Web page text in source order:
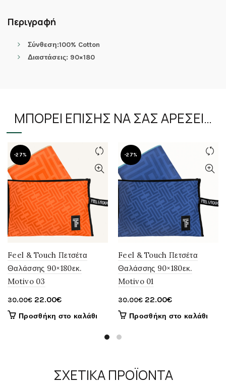
Περιγραφή
Σύνθεση:100% Cotton
Διαστάσεις: 90×180
ΜΠΟΡΕΊ ΕΠΊΣΗΣ ΝΑ ΣΑΣ ΑΡΈΣΕΙ…
-27%
Feel & Touch Πετσέτα
Θαλάσσης 90×180εκ.
Motivo 03
30.00€ Original
price
22.00€Η
τρέχουσα
Προσθήκη στο καλάθι
-27%
Feel & Touch Πετσέτα
Θαλάσσης 90×180εκ.
Motivo 01
30.00€ Original
price
22.00€Η
τρέχουσα
Προσθήκη στο καλάθι
ΣΧΕΤΙΚΆ ΠΡΟΪΌΝΤΑ